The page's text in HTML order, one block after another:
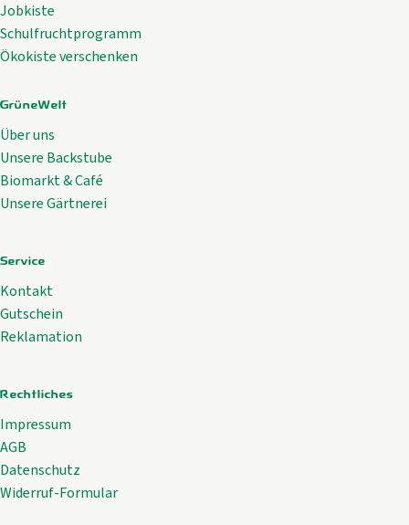
Jobkiste
Schulfruchtprogramm
Ökokiste verschenken
GrüneWelt
Über uns
Unsere Backstube
Biomarkt & Café
Unsere Gärtnerei
Service
Kontakt
Gutschein
Reklamation
Rechtliches
Impressum
AGB
Datenschutz
Widerruf-Formular